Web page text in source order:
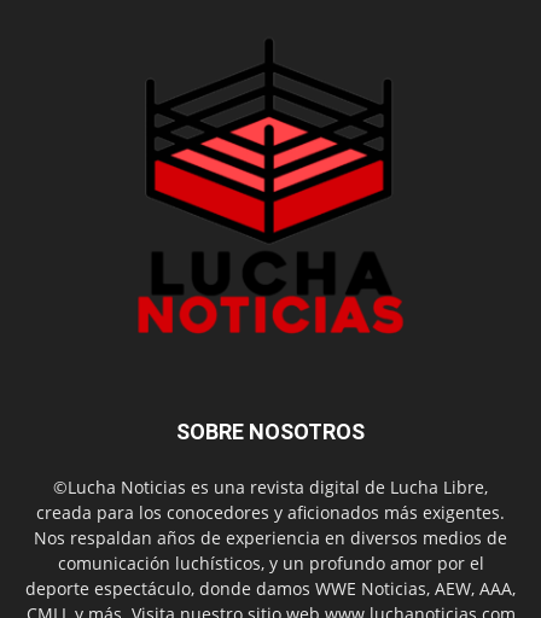
SOBRE NOSOTROS
©Lucha Noticias es una revista digital de Lucha Libre,
creada para los conocedores y aficionados más exigentes.
Nos respaldan años de experiencia en diversos medios de
comunicación luchísticos, y un profundo amor por el
deporte espectáculo, donde damos WWE Noticias, AEW, AAA,